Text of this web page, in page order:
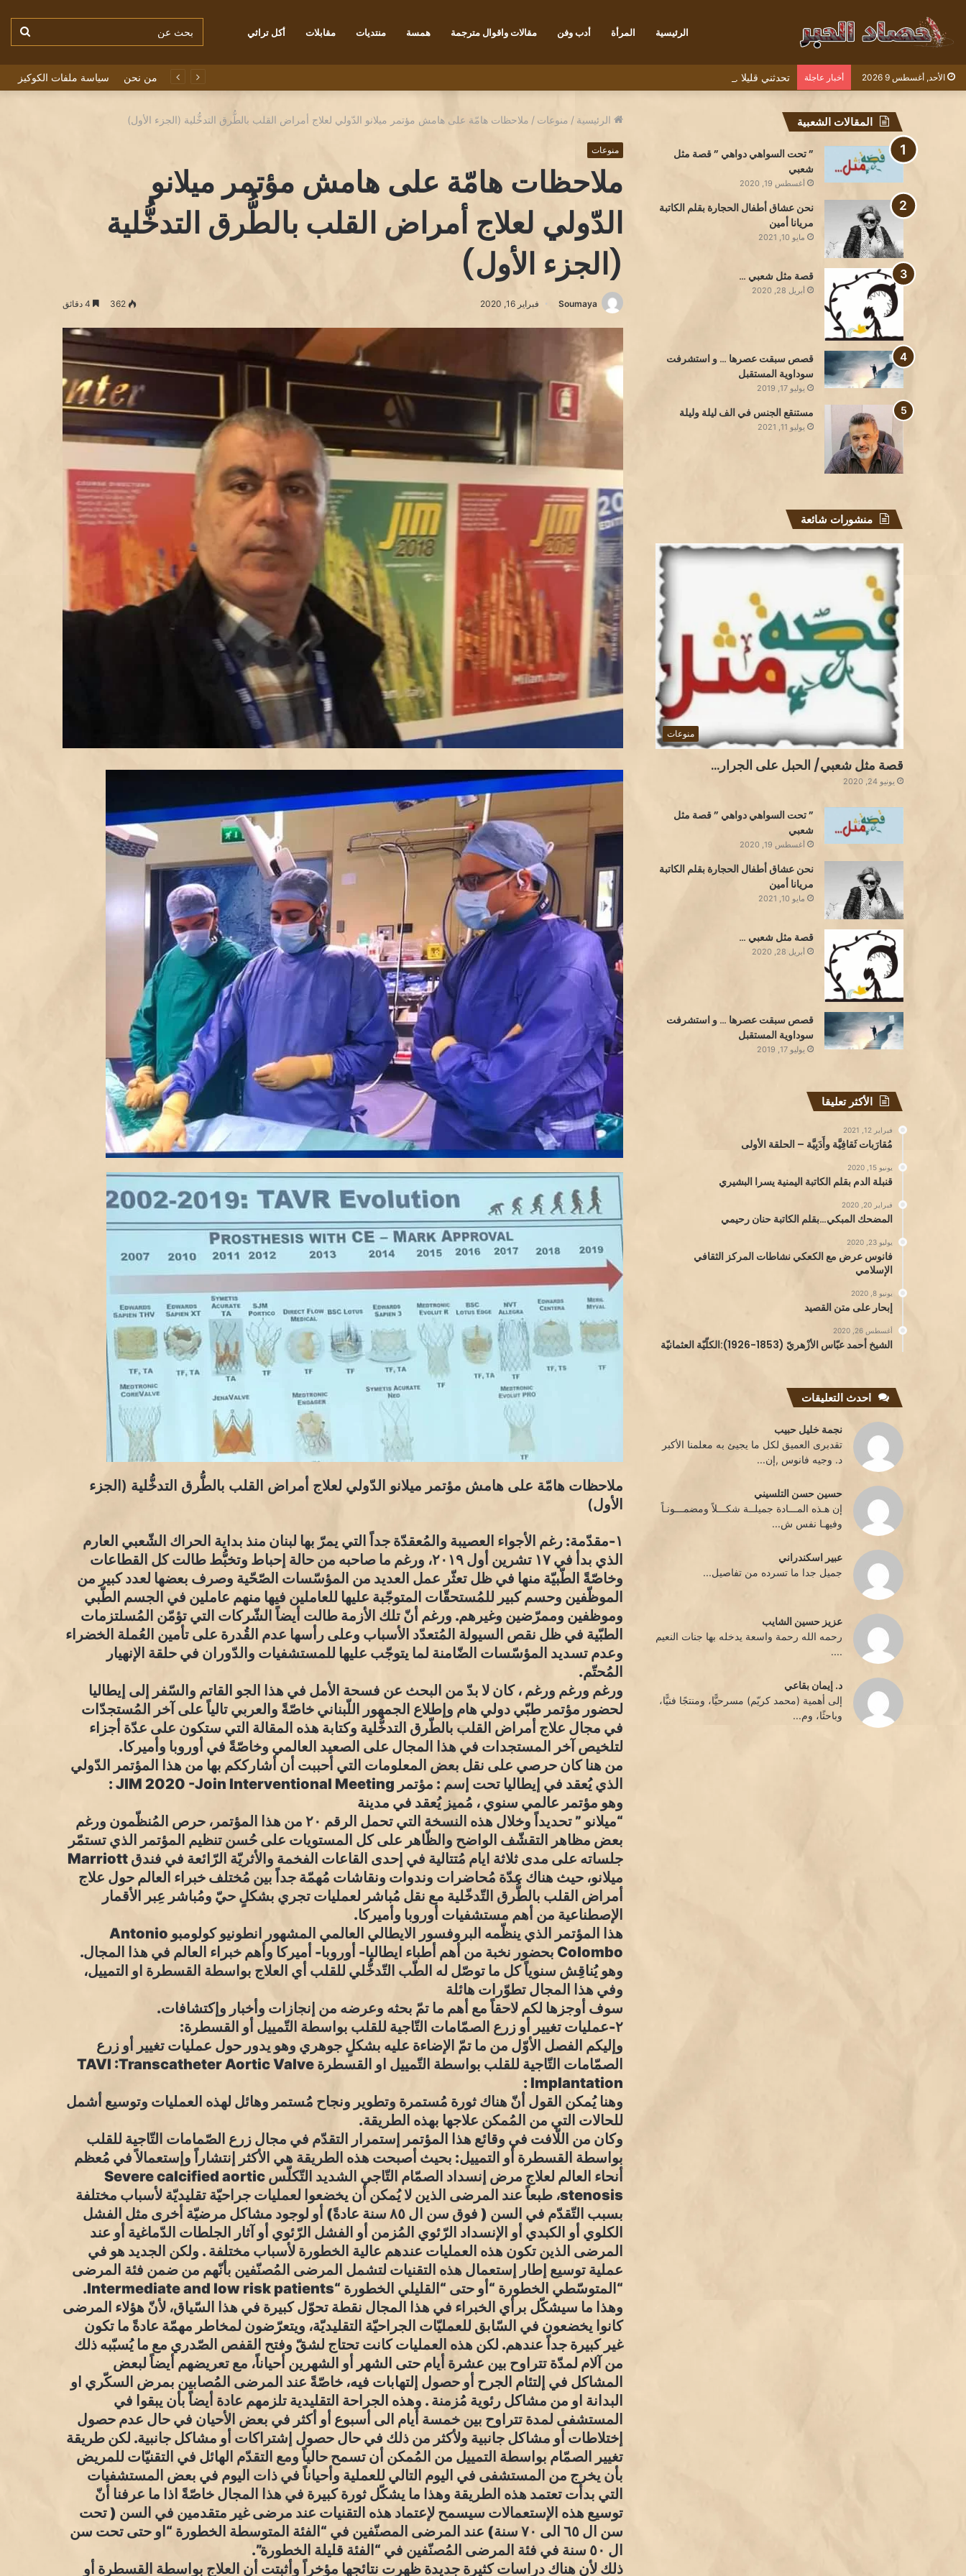
الرئيسية المرأة أدب وفن مقالات واقوال مترجمة همسة منتديات مقابلات أكل تراثي بحث
الأحد, أغسطس 9 2026 أخبار عاجلة تحدثني قليلا ../ بقلم الشاعرة سمية تكجي من نحن سياسة ملفات الكوكيز
الرئيسية / منوعات / ملاحظات هامّة على هامش مؤتمر ميلانو الدّولي لعلاج أمراض القلب بالطُّرق التدخُّلية (الجزء الأول)
منوعات
ملاحظات هامّة على هامش مؤتمر ميلانو
الدّولي لعلاج أمراض القلب بالطُّرق التدخُّلية
(الجزء الأول)
Soumaya فبراير 16, 2020 362
ملاحظات هامّة على هامش مؤتمر ميلانو الدّولي لعلاج أمراض القلب بالطُّرق التدخُّلية (الجزء
الأول)
١-مقدّمة: رغم الأجواء العصيبة والمُعقدّة جداً التي يمرّ بها لبنان منذ بداية الحراك الشّعبي العارم
الذي بدأ في ١٧ تشرين أول ٢٠١٩، ورغم ما صاحبه من حالة إحباط وتخبُّط طالت كل القطاعات
وخاصّةً الطّبيّة منها في ظل تعثّر عمل العديد من المؤسّسات الصّحّية وصرف بعضها لعدد كبير من
الموظّفين وحسم كبير للمُستحقّات المتوجّبة عليها للعاملين فيها منهم عاملين في الجسم الطّبي
وموظفين وممرّضين وغيرهم. ورغم أنّ تلك الأزمة طالت أيضاً الشّركات التي تؤمّن المُسلتزمات
الطبّية في ظل نقص السيولة المُتعدّد الأسباب وعلى رأسها عدم القُدرة على تأمين العُملة الخضراء
وعدم تسديد المؤسّسات الضّامنة لما يتوجّب عليها للمستشفيات والدّوران في حلقة الإنهيار
المُحتّم.
ورغم ورغم ورغم ، كان لا بدّ من البحث عن فسحة الأمل في هذا الجو القاتم والسّفر إلى إيطاليا
لحضور مؤتمر طبّي دولي هام وإطلاع الجمهور اللّبناني خاصّةً والعربي تالياً على آخر المُستجدّات
في مجال علاج أمراض القلب بالطّرق التدخُّلية وكتابة هذه المقالة التي ستكون على عدّة أجزاء
لتلخيص آخر المستجدات في هذا المجال على الصعيد العالمي وخاصّةً في أوروبا وأميركا.
من هنا كان حرصي على نقل بعض المعلومات التي أحببت أن أشارككم بها من هذا المؤتمر الدّولي
الذي يُعقد في إيطاليا تحت إسم : مؤتمر JIM 2020 -Join Interventional Meeting :
وهو مؤتمر عالمي سنوي ، مُميز يُعقد في مدينة
“ميلانو ” تحديداً وخلال هذه النسخة التي تحمل الرقم ٢٠ من هذا المؤتمر، حرص المُنظّمون ورغم
بعض مظاهر التقشّف الواضح والظّاهر على كل المستويات على حُسن تنظيم المؤتمر الذي تستمّر
جلساته على مدى ثلاثة ايام مُتتالية في إحدى القاعات الفخمة والأثريّة الرّائعة في فندق Marriott
ميلانو، حيث هناك عدّة مُحاضرات وندوات ونقاشات مُهمّة جداً بين مُختلف خبراء العالم حول علاج
أمراض القلب بالطُّرق التّدخّلية مع نقل مُباشر لعمليات تجري بشكلٍ حيّ ومُباشر عِبر الأقمار
الإصطناعية من أهم مستشفيات أوروبا وأميركا.
هذا المؤتمر الذي ينظّمه البروفسور الايطالي العالمي المشهور انطونيو كولومبو Antonio
Colombo بحضور نخبة من أهم أطباء ايطاليا- أوروبا- أميركا وأهم خبراء العالم في هذا المجال.
وهو يُناقِش سنوياً كل ما توصّل له الطّب التّدخُّلي للقلب أي العلاج بواسطة القسطرة او التمييل،
وفي هذا المجال تطوّرات هائلة
سوف أوجزها لكم لاحقاً مع أهم ما تمّ بحثه وعرضه من إنجازات وأخبار وإكتشافات.
٢-عمليات تغيير أو زرع الصمّامات التّاجية للقلب بواسطة التّمييل أو القسطرة:
وإليكم الفصل الأوّل من ما تمّ الإضاءة عليه بشكلٍ جوهري وهو يدور حول عمليات تغيير أو زرع
الصمّامات التّاجية للقلب بواسطة التّمييل او القسطرة TAVI :Transcatheter Aortic Valve
Implantation :
وهنا يُمكن القول أنّ هناك ثورة مُستمرة وتطوير ونجاح مُستمر وهائل لهذه العمليات وتوسيع أشمل
للحالات التي من المُمكن علاجها بهذه الطريقة.
وكان من اللّافت في وقائع هذا المؤتمر إستمرار التقدّم في مجال زرع الصّمامات التّاجية للقلب
بواسطة القسطرة أو التمييل: بحيث أصبحت هذه الطريقة هي الأكثر إنتشاراً وإستعمالاً في مُعظم
أنحاء العالم لعلاج مرض إنسداد الصمّام التّاجي الشديد التّكلّس Severe calcified aortic
stenosis، طبعاً عند المرضى الذين لا يُمكن أن يخضعوا لعمليات جراحيّة تقليديّة لأسباب مختلفة
بسبب التّقدّم في السن ( فوق سن ال ٨٥ سنة عادةً) أو لوجود مشاكل مرضيّة أخرى مثل الفشل
الكلوي أو الكبدي أو الإنسداد الرّئوي المُزمن أو الفشل الرّئوي أو آثار الجلطات الدّماغية أو عند
المرضى الذين تكون هذه العمليات عندهم عالية الخطورة لأسباب مختلفة . ولكن الجديد هو في
عملية توسيع إطار إستعمال هذه التقنيات لتشمل المرضى المُصنّفين بأنّهم من ضمن فئة المرضى
“المتوسّطي الخطورة “أو حتى “القليلي الخطورة “Intermediate and low risk patients.
وهذا ما سيشكّل برأي الخبراء في هذا المجال نقطة تحوّل كبيرة في هذا السّياق، لأنّ هؤلاء المرضى
كانوا يخضعون في السّابق للعمليّات الجراحيّة التقليديّة، ويتعرّضون لمخاطر مهمّة عادةً ما تكون
غير كبيرة جداً عندهم. لكن هذه العمليات كانت تحتاج لشقّ وفتح القفص الصّدري مع ما يُسبّبه ذلك
من آلام لمدّة تتراوح بين عشرة أيام حتى الشهر أو الشهرين أحياناً، مع تعريضهم أيضاً لبعض
المشاكل في إلتئام الجرح أو حصول إلتهابات فيه، خاصّةً عند المرضى المُصابين بمرض السكّري او
البدانة او من مشاكل رئوية مُزمنة . وهذه الجراحة التقليدية تلزمهم عادة أيضاً بأن يبقوا في
المستشفى لمدة تتراوح بين خمسة أيام الى أسبوع أو أكثر في بعض الأحيان في حال عدم حصول
إختلاطات أو مشاكل جانبية ولأكثر من ذلك في حال حصول إشتراكات أو مشاكل جانبية. لكن طريقة
تغيير الصمّام بواسطة التمييل من المُمكن أن تسمح حالياً ومع التقدّم الهائل في التقنيّات للمريض
بأن يخرج من المستشفى في اليوم التالي للعملية وأحياناً في ذات اليوم في بعض المستشفيات
التي بدأت تعتمد هذه الطريقة وهذا ما يشكّل ثورة كبيرة في هذا المجال خاصّةً اذا ما عرفنا أنّ
توسيع هذه الإستعمالات سيسمح لإعتماد هذه التقنيات عند مرضى غير متقدمين في السن ( تحت
سن ال ٦٥ الى ٧٠ سنة) عند المرضى المصنّفين في “الفئة المتوسطة الخطورة “او حتى تحت سن
ال ٥٠ سنة في فئة المرضى المُصنّفين في “الفئة قليلة الخطورة”.
ذلك لأن هناك دراسات كثيرة جديدة ظهرت نتائجها مؤخراً وأثبتت أن العلاج بواسطة القسطرة أو
المقالات الشعبية
” تحت السواهي دواهي ” قصة مثل
شعبي
أغسطس 19, 2020
نحن عشاق أطفال الحجارة بقلم الكاتبة
مريانا أمين
مايو 10, 2021
قصة مثل شعبي …
أبريل 28, 2020
قصص سبقت عصرها … و استشرفت
سوداوية المستقبل
يوليو 17, 2019
مستنقع الجنس في الف ليلة وليلة
يوليو 11, 2021
منشورات شائعة
منوعات
قصة مثل شعبي/ الحبل على الجرار…
يونيو 24, 2020
” تحت السواهي دواهي ” قصة مثل
شعبي
أغسطس 19, 2020
نحن عشاق أطفال الحجارة بقلم الكاتبة
مريانا أمين
مايو 10, 2021
قصة مثل شعبي …
أبريل 28, 2020
قصص سبقت عصرها … و استشرفت
سوداوية المستقبل
يوليو 17, 2019
الأكثر تعليقا
فبراير 12, 2021
مُقارَبات ثَقافِيَّة وأَدَبِيَّة – الحلقة الأولى
يونيو 15, 2020
قنبلة الدم بقلم الكاتبة اليمنية يسرا البشيري
فبراير 20, 2020
المضحك المبكي…بقلم الكاتبة حنان رحيمي
يوليو 23, 2020
فانوس عرض مع الكعكي نشاطات المركز الثقافي
الإسلامي
يونيو 8, 2020
إبحار على متن القصيد
أغسطس 26, 2020
الشيخ أحمد عبّاس الأزْهريّ (1853-1926):الكلّيّة العثمانيّة
احدث التعليقات
نجمة خليل حبيب
تقدبرى العميق لكل ما يجيئ به معلمنا الأكبر
د. وجيه فانوس ,إن...
حسين حسن التلسيني
إن هـذه المـــادة جميلــة شكـــلاً ومضمـــونـاً
وفيهـا نفس ش...
عبير اسكندراني
جميل جدا ما تسرده من تفاصيل...
عزيز حسين الشايب
رحمه الله رحمة واسعة يدخله بها جنات النعيم
....
د. إيمان بقاعي
إلى أهمية (محمد كريّم) مسرحيًّا، ومنتجًا فنيًّا،
وباحثًا، وم...